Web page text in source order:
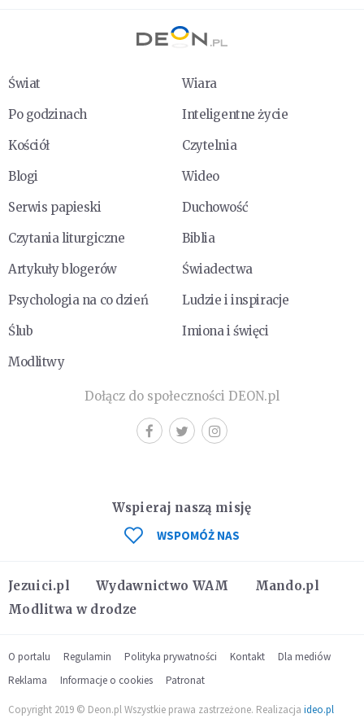
Świat
Wiara
Po godzinach
Inteligentne życie
Kościół
Czytelnia
Blogi
Wideo
Serwis papieski
Duchowość
Czytania liturgiczne
Biblia
Artykuły blogerów
Świadectwa
Psychologia na co dzień
Ludzie i inspiracje
Ślub
Imiona i święci
Modlitwy
Dołącz do społeczności DEON.pl
Jezuici.pl Wydawnictwo WAM
Mando.pl
Modlitwa w drodze
Wspieraj naszą misję
WSPOMÓŻ NAS
O portalu Regulamin Polityka prywatności Kontakt
Dla mediów
Reklama
Informacje o cookies Patronat
Copyright 2019 © Deon.pl Wszystkie prawa zastrzeżone. Realizacja ideo.pl